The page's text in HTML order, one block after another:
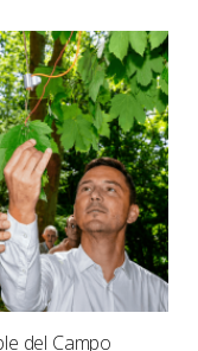
del Campo